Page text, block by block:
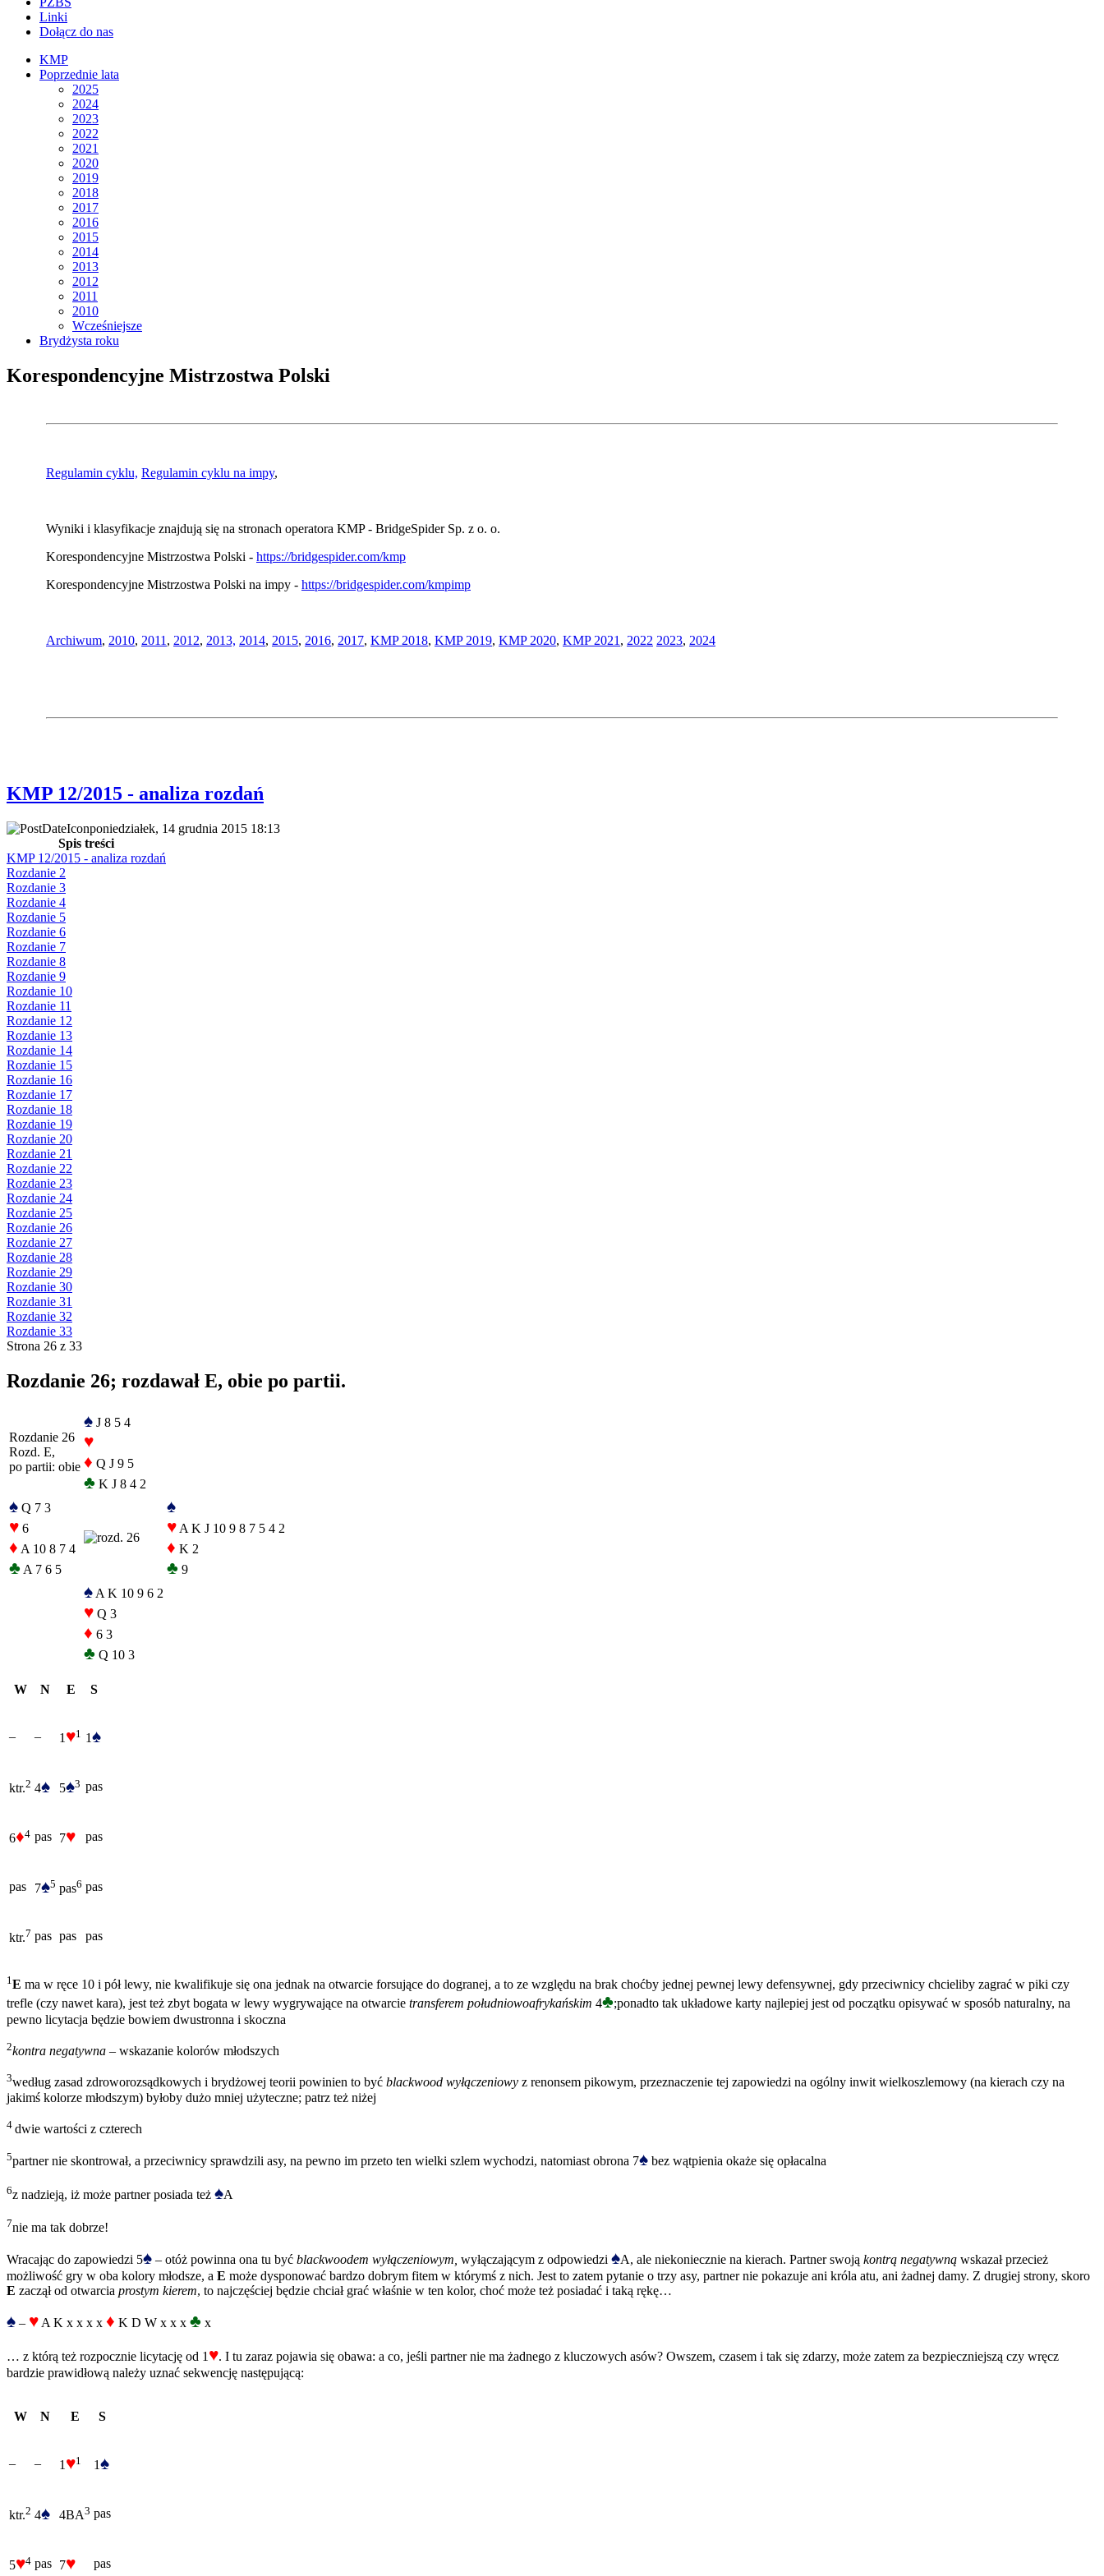
Linki
Dołącz do nas
KMP
Poprzednie lata
2025
2024
2023
2022
2021
2020
2019
2018
2017
2016
2015
2014
2013
2012
2011
2010
Wcześniejsze
Brydżysta roku
Korespondencyjne Mistrzostwa Polski
Regulamin cyklu, Regulamin cyklu na impy,
Wyniki i klasyfikacje znajdują się na stronach operatora KMP - BridgeSpider Sp. z o. o.
Korespondencyjne Mistrzostwa Polski - https://bridgespider.com/kmp
Korespondencyjne Mistrzostwa Polski na impy - https://bridgespider.com/kmpimp
Archiwum, 2010, 2011 , 2012, 2013, 2014, 2015, 2016, 2017, KMP 2018, KMP 2019, KMP 2020, KMP 2021 , 2022 2023, 2024
KMP 12/2015 - analiza rozdań
poniedziałek, 14 grudnia 2015 18:13
Spis treści
KMP 12/2015 - analiza rozdań
Rozdanie 2
Rozdanie 3
Rozdanie 4
Rozdanie 5
Rozdanie 6
Rozdanie 7
Rozdanie 8
Rozdanie 9
Rozdanie 10
Rozdanie 11
Rozdanie 12
Rozdanie 13
Rozdanie 14
Rozdanie 15
Rozdanie 16
Rozdanie 17
Rozdanie 18
Rozdanie 19
Rozdanie 20
Rozdanie 21
Rozdanie 22
Rozdanie 23
Rozdanie 24
Rozdanie 25
Rozdanie 26
Rozdanie 27
Rozdanie 28
Rozdanie 29
Rozdanie 30
Rozdanie 31
Rozdanie 32
Rozdanie 33
Strona 26 z 33
Rozdanie 26; rozdawał E, obie po partii.
Rozdanie 26
Rozd. E,
po partii: obie
♠ J 8 5 4
♥
♦ Q J 9 5
♣ K J 8 4 2
♠ Q 7 3
♥ 6
♦ A 10 8 7 4
♣ A 7 6 5
♠
♥ A K J 10 9 8 7 5 4 2
♦ K 2
♣ 9
♠ A K 10 9 6 2
♥ Q 3
♦ 6 3
♣ Q 10 3
W N E S
– – 1 ♥1 1♠
ktr.2 4♠ 5♠3 pas
6♦4 pas 7♥ pas
pas 7♠5 pas6 pas
ktr.7 pas pas pas
1 E ma w ręce 10 i pół lewy, nie kwalifikuje się ona jednak na otwarcie forsujące do dogranej, a to ze względu na brak choćby jednej pewnej lewy defensywnej, gdy przeciwnicy chcieliby zagrać w piki czy
trefle (czy nawet kara), jest też zbyt bogata w lewy wygrywające na otwarcie transferem południowoafrykańskim 4♣;ponadto tak układowe karty najlepiej jest od początku opisywać w sposób naturalny, na
pewno licytacja będzie bowiem dwustronna i skoczna
2kontra negatywna – wskazanie kolorów młodszych
3według zasad zdroworozsądkowych i brydżowej teorii powinien to być blackwood wyłączeniowy z renonsem pikowym, przeznaczenie tej zapowiedzi na ogólny inwit wielkoszlemowy (na kierach czy na
jakimś kolorze młodszym) byłoby dużo mniej użyteczne; patrz też niżej
4 dwie wartości z czterech
5partner nie skontrował, a przeciwnicy sprawdzili asy, na pewno im przeto ten wielki szlem wychodzi, natomiast obrona 7♠ bez wątpienia okaże się opłacalna
6z nadzieją, iż może partner posiada też ♠A
7nie ma tak dobrze!
Wracając do zapowiedzi 5♠ – otóż powinna ona tu być blackwoodem wyłączeniowym, wyłączającym z odpowiedzi ♠A, ale niekoniecznie na kierach. Partner swoją kontrą negatywną wskazał przecież
możliwość gry w oba kolory młodsze, a E może dysponować bardzo dobrym fitem w którymś z nich. Jest to zatem pytanie o trzy asy, partner nie pokazuje ani króla atu, ani żadnej damy. Z drugiej strony, skoro
E zaczął od otwarcia prostym kierem, to najczęściej będzie chciał grać właśnie w ten kolor, choć może też posiadać i taką rękę…
♠ – ♥ A K x x x x ♦ K D W x x x ♣ x
… z którą też rozpocznie licytację od 1 ♥. I tu zaraz pojawia się obawa: a co, jeśli partner nie ma żadnego z kluczowych asów? Owszem, czasem i tak się zdarzy, może zatem za bezpieczniejszą czy wręcz
bardzie prawidłową należy uznać sekwencję następującą:
W N E S
– – 1 ♥1 1♠
ktr.2 4♠ 4BA3 pas
5♥4 pas 7♥ pas